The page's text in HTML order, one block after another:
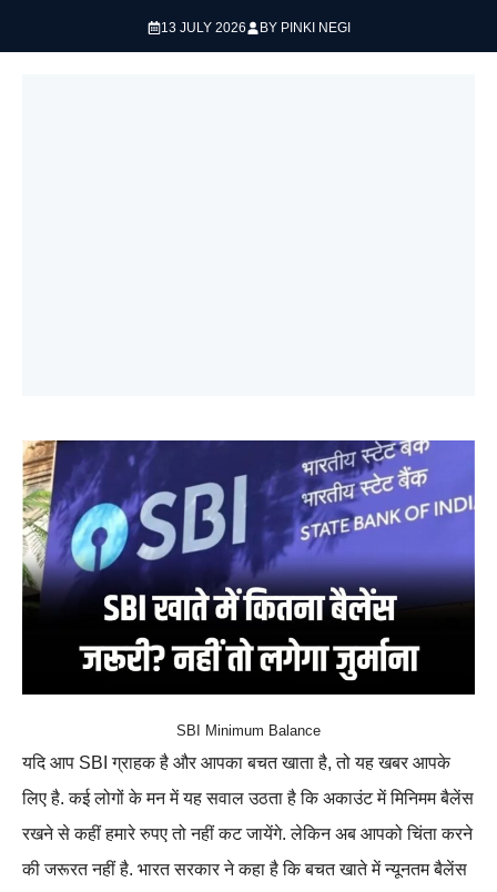
13 JULY 2026 BY PINKI NEGI
SBI Minimum Balance
यदि आप SBI ग्राहक है और आपका बचत खाता है, तो यह खबर आपके
लिए है. कई लोगों के मन में यह सवाल उठता है कि अकाउंट में मिनिमम बैलेंस
रखने से कहीं हमारे रुपए तो नहीं कट जायेंगे. लेकिन अब आपको चिंता करने
की जरूरत नहीं है. भारत सरकार ने कहा है कि बचत खाते में न्यूनतम बैलेंस